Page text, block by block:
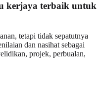
kerjaya terbaik untuk
tetapi tidak sepatutnya
dan nasihat sebagai
projek, perbualan,